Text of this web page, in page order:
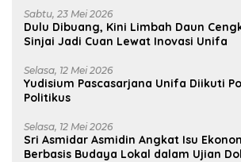
Sabtu, 23 Mei 2026
Dulu Dibuang, Kini Limbah Daun
Sinjai Jadi Cuan Lewat Inovasi Unifa
Selasa, 12 Mei 2026
Yudisium Pascasarjana Unifa Diikuti
Politikus
Selasa, 12 Mei 2026
Sri Asmidar Asmidin Angkat Isu
Berbasis Budaya Lokal dalam Ujian